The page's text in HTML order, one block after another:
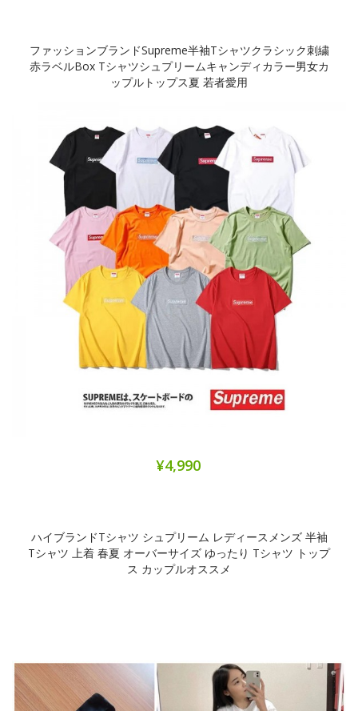
ファッションブランドSupreme半袖tシャツクラシック刺繍
赤ラベルbox Tシャツシュプリームキャンディカラー男女カ
ップルトップス夏 若者愛用
¥4,990
ハイブランドtシャツ シュプリーム レディースメンズ 半袖
Tシャツ 上着 春夏 オーバーサイズ ゆったり Tシャツ トップ
ス カップルオススメ